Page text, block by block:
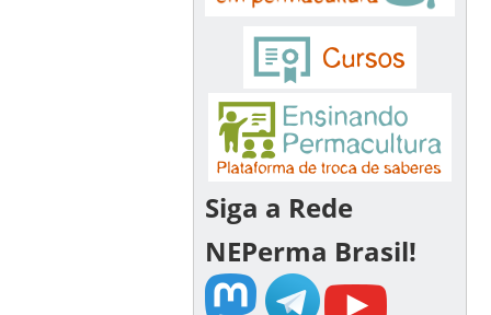
Siga a Rede
NEPerma Brasil!